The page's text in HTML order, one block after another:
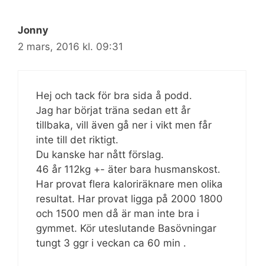
Jonny
2 mars, 2016 kl. 09:31
Hej och tack för bra sida å podd.
Jag har börjat träna sedan ett år
tillbaka, vill även gå ner i vikt men får
inte till det riktigt.
Du kanske har nått förslag.
46 år 112kg +- äter bara husmanskost.
Har provat flera kaloriräknare men olika
resultat. Har provat ligga på 2000 1800
och 1500 men då är man inte bra i
gymmet. Kör uteslutande Basövningar
tungt 3 ggr i veckan ca 60 min .